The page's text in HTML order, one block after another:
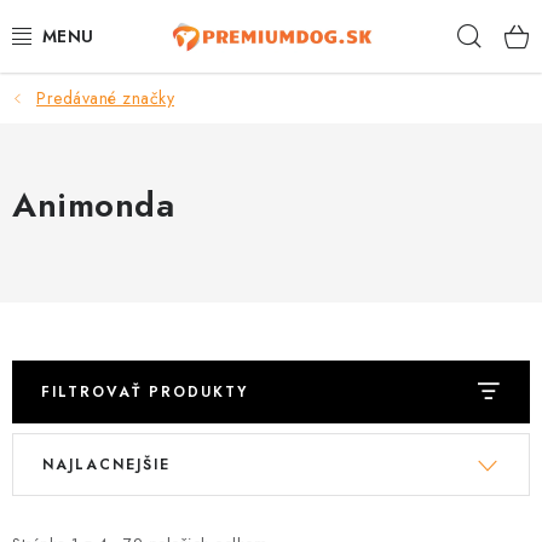
na
TOP 100 PRODUKTOV
KONTAKTY
PSY
MAČKY
Predávané značky
Animonda
FILTROVAŤ PRODUKTY
V
R
NAJLACNEJŠIE